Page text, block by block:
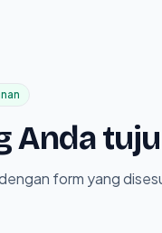
Anda tuju
form yang